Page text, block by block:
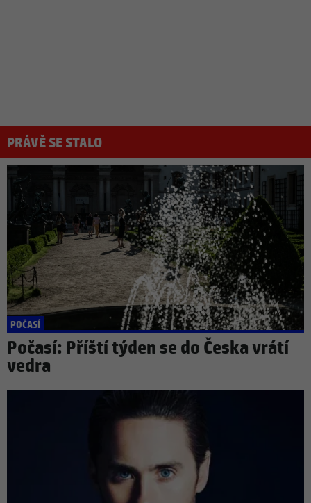
PRÁVĚ SE STALO
POČASÍ
Počasí: Příští týden se do Česka vrátí
vedra